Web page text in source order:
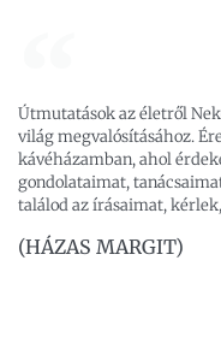
Útmutatások az életről
világ megvalósításához.
kávéházamban, ahol
gondolataimat,
találod az írásaimat,
(HÁZAS MARGIT)